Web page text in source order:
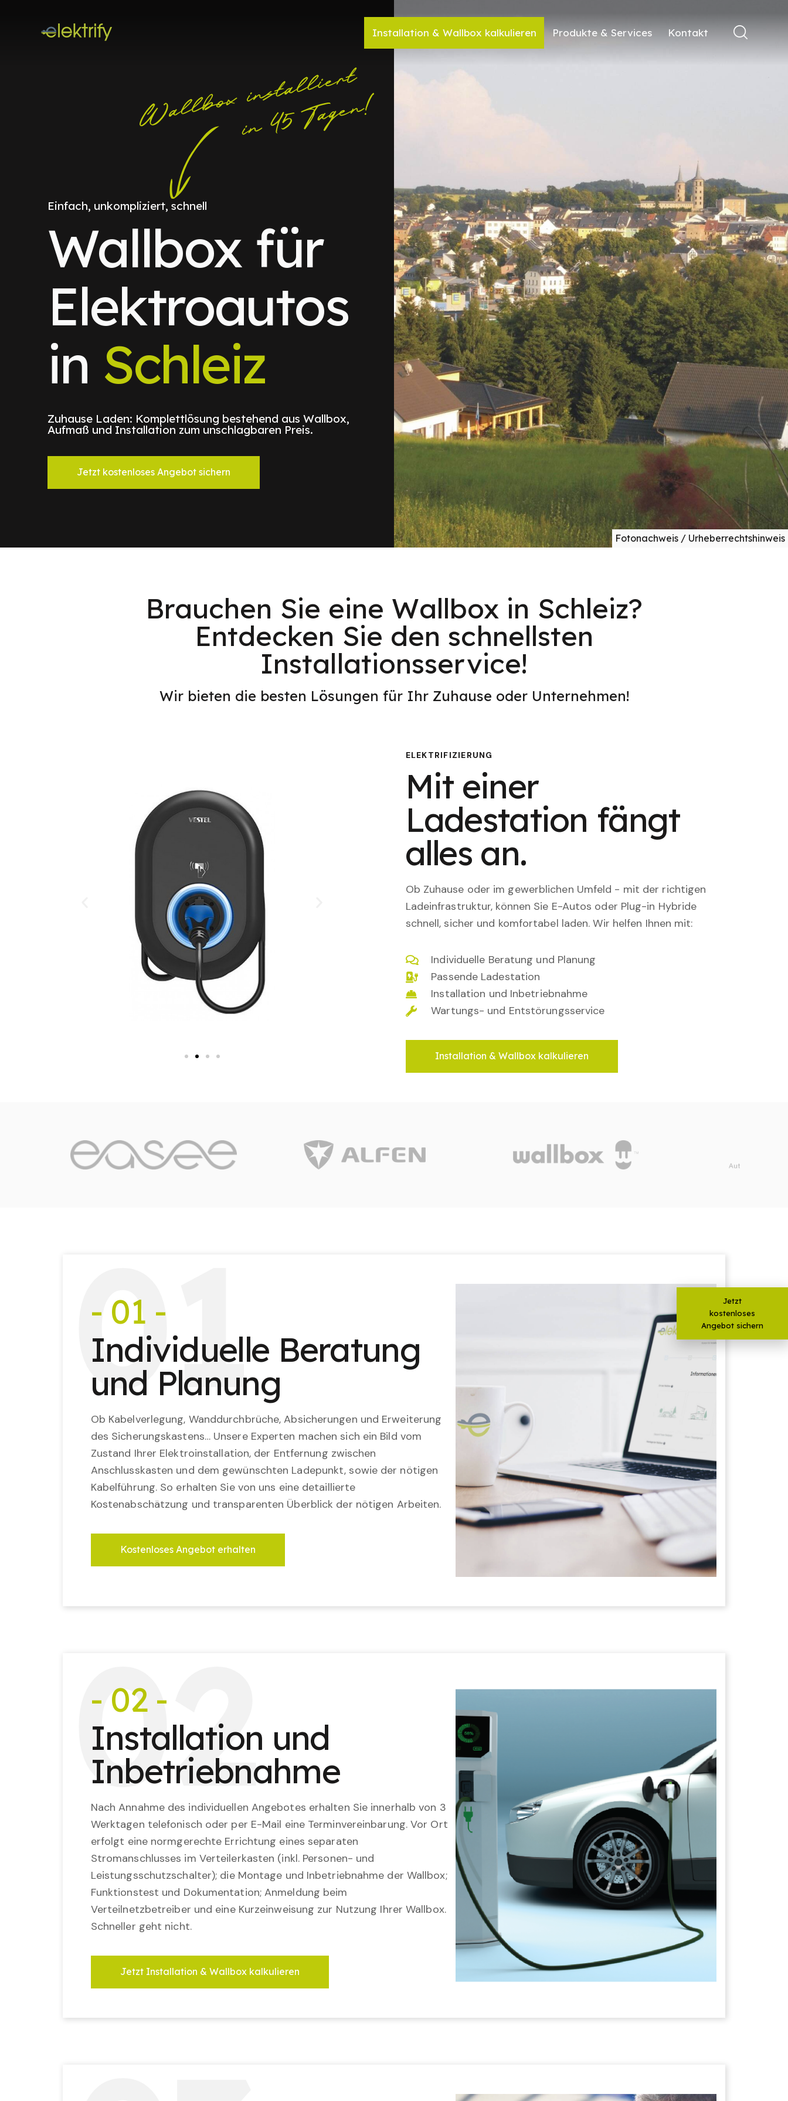
Installation & Wallbox kalkulieren Produkte & Services Kontakt
Einfach, unkompliziert, schnell
Wallbox für
Elektroautos
in Schleiz
Zuhause Laden: Komplettlösung bestehend aus Wallbox,
Aufmaß und Installation zum unschlagbaren Preis.
Jetzt kostenloses Angebot sichern
Fotonachweis / Urheberrechtshinweis
Brauchen Sie eine Wallbox in Schleiz?
Entdecken Sie den schnellsten
Installationsservice!
Wir bieten die besten Lösungen für Ihr Zuhause oder Unternehmen!
ELEKTRIFIZIERUNG
Mit einer
Ladestation fängt
alles an.
Ob Zuhause oder im gewerblichen Umfeld - mit der richtigen
Ladeinfrastruktur, können Sie E-Autos oder Plug-in Hybride
schnell, sicher und komfortabel laden. Wir helfen Ihnen mit:
Individuelle Beratung und Planung
Passende Ladestation
Installation und Inbetriebnahme
Wartungs- und Entstörungsservice
Installation & Wallbox kalkulieren
01
- 01 -
Individuelle Beratung
und Planung
Ob Kabelverlegung, Wanddurchbrüche, Absicherungen und Erweiterung
des Sicherungskastens… Unsere Experten machen sich ein Bild vom
Zustand Ihrer Elektroinstallation, der Entfernung zwischen
Anschlusskasten und dem gewünschten Ladepunkt, sowie der nötigen
Kabelführung. So erhalten Sie von uns eine detaillierte
Kostenabschätzung und transparenten Überblick der nötigen Arbeiten.
Kostenloses Angebot erhalten
02
- 02 -
Installation und
Inbetriebnahme
Nach Annahme des individuellen Angebotes erhalten Sie innerhalb von 3
Werktagen telefonisch oder per E-Mail eine Terminvereinbarung. Vor Ort
erfolgt eine normgerechte Errichtung eines separaten
Stromanschlusses im Verteilerkasten (inkl. Personen- und
Leistungsschutzschalter); die Montage und Inbetriebnahme der Wallbox;
Funktionstest und Dokumentation; Anmeldung beim
Verteilnetzbetreiber und eine Kurzeinweisung zur Nutzung Ihrer Wallbox.
Schneller geht nicht.
Jetzt Installation & Wallbox kalkulieren
Jetzt
kostenloses
Angebot sichern